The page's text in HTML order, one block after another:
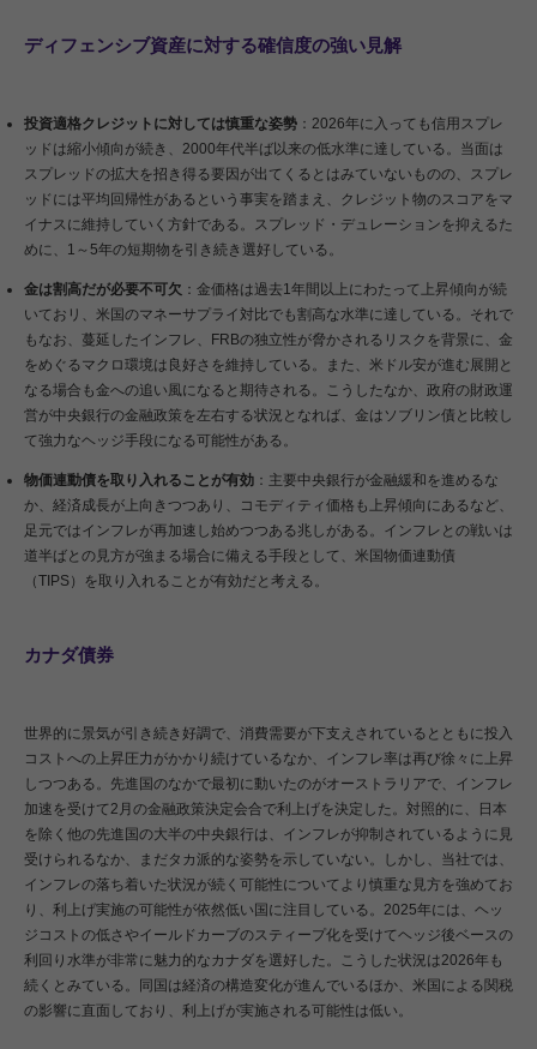
ディフェンシブ資産に対する確信度の強い見解
投資適格クレジットに対しては慎重な姿勢 ：2026年に入っても信用スプレ
ッドは縮小傾向が続き、2000年代半ば以来の低水準に達している。当面は
スプレッドの拡大を招き得る要因が出てくるとはみていないものの、スプレ
ッドには平均回帰性があるという事実を踏まえ、クレジット物のスコアをマ
イナスに維持していく方針である。スプレッド・デュレーションを抑えるた
めに、1～5年の短期物を引き続き選好している。
金は割高だが必要不可欠 ：金価格は過去1年間以上にわたって上昇傾向が続
いておリ、米国のマネーサプライ対比でも割高な水準に達している。それで
もなお、蔓延したインフレ、FRBの独立性が脅かされるリスクを背景に、金
をめぐるマクロ環境は良好さを維持している。また、米ドル安が進む展開と
なる場合も金への追い風になると期待される。こうしたなか、政府の財政運
営が中央銀行の金融政策を左右する状況となれば、金はソブリン債と比較し
て強力なヘッジ手段になる可能性がある。
物価連動債を取り入れることが有効 ：主要中央銀行が金融緩和を進めるな
か、経済成長が上向きつつあり、コモディティ価格も上昇傾向にあるなど、
足元ではインフレが再加速し始めつつある兆しがある。インフレとの戦いは
道半ばとの見方が強まる場合に備える手段として、米国物価連動債
（TIPS）を取り入れることが有効だと考える。
カナダ債券
世界的に景気が引き続き好調で、消費需要が下支えされているとともに投入
コストへの上昇圧力がかかり続けているなか、インフレ率は再び徐々に上昇
しつつある。先進国のなかで最初に動いたのがオーストラリアで、インフレ
加速を受けて2月の金融政策決定会合で利上げを決定した。対照的に、日本
を除く他の先進国の大半の中央銀行は、インフレが抑制されているように見
受けられるなか、まだタカ派的な姿勢を示していない。しかし、当社では、
インフレの落ち着いた状況が続く可能性についてより慎重な見方を強めてお
り、利上げ実施の可能性が依然低い国に注目している。2025年には、ヘッ
ジコストの低さやイールドカーブのスティープ化を受けてヘッジ後ベースの
利回り水準が非常に魅力的なカナダを選好した。こうした状況は2026年も
続くとみている。同国は経済の構造変化が進んでいるほか、米国による関税
の影響に直面しており、利上げが実施される可能性は低い。